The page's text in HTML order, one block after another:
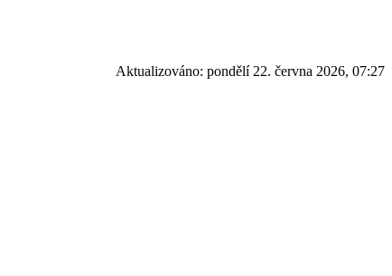
Aktualizováno: pondělí 22. června 2026, 07:27